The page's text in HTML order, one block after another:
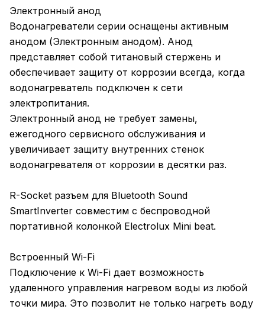
Электронный анод
Водонагреватели серии оснащены активным
анодом (Электронным анодом). Анод
представляет собой титановый стержень и
обеспечивает защиту от коррозии всегда, когда
водонагреватель подключен к сети
электропитания.
Электронный анод не требует замены,
ежегодного сервисного обслуживания и
увеличивает защиту внутренних стенок
водонагревателя от коррозии в десятки раз.
R-Socket разъем для Bluetooth Sound
SmartInverter совместим с беспроводной
портативной колонкой Electrolux Mini beat.
Встроенный Wi-Fi
Подключение к Wi-Fi дает возможность
удаленного управления нагревом воды из любой
точки мира. Это позволит не только нагреть воду